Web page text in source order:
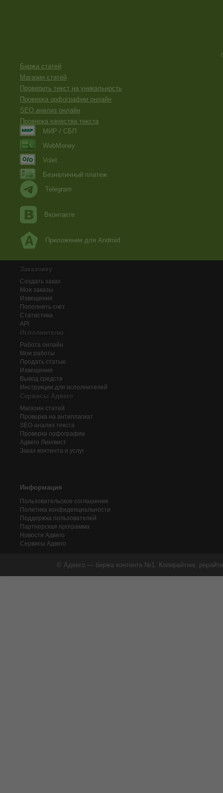
Биржа статей
Магазин статей
Проверить текст на уникальность
Проверка орфографии онлайн
SEO анализ онлайн
Проверка качества текста
МИР / СБП
WebMoney
Volet
Безналичный платеж
Telegram
Вконтакте
Приложение для Android
Заказчику
Создать заказ
Мои заказы
Извещения
Пополнить счёт
Статистика
API
Исполнителю
Работа онлайн
Мои работы
Продать статью
Извещения
Вывод средств
Инструкции для исполнителей
Сервисы Адвего
Магазин статей
Проверка на антиплагиат
SEO-анализ текста
Проверка орфографии
Адвего Лингвист
Заказ контента и услуг
Информация
Пользовательское соглашение
Политика конфиденциальности
Поддержка пользователей
Партнерская программа
Новости Адвего
Сервисы Адвего
© Адвего — биржа контента №1. Копирайтинг,